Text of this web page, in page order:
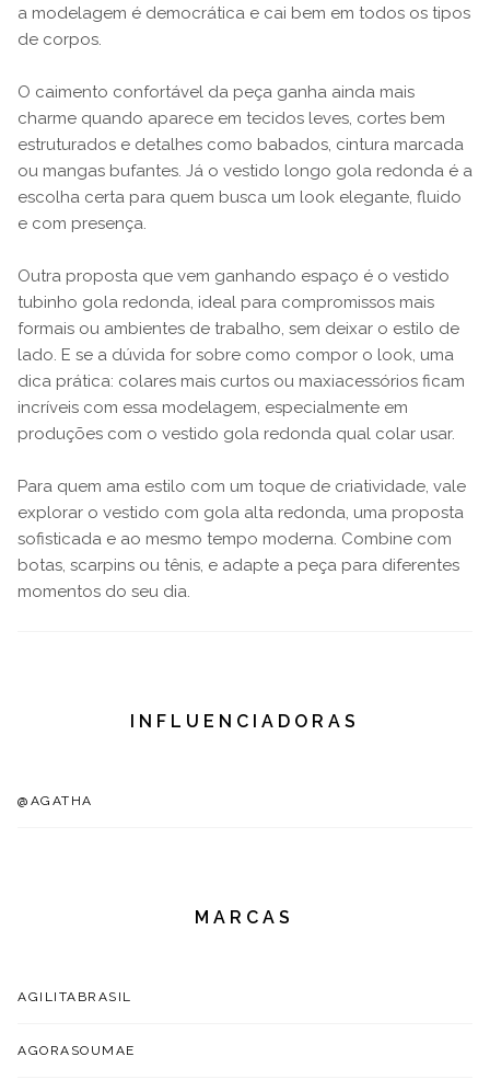
a modelagem é democrática e cai bem em todos os tipos
de corpos.
O caimento confortável da peça ganha ainda mais
charme quando aparece em tecidos leves, cortes bem
estruturados e detalhes como babados, cintura marcada
ou mangas bufantes. Já o vestido longo gola redonda é a
escolha certa para quem busca um look elegante, fluido
e com presença.
Outra proposta que vem ganhando espaço é o vestido
tubinho gola redonda, ideal para compromissos mais
formais ou ambientes de trabalho, sem deixar o estilo de
lado. E se a dúvida for sobre como compor o look, uma
dica prática: colares mais curtos ou maxiacessórios ficam
incríveis com essa modelagem, especialmente em
produções com o vestido gola redonda qual colar usar.
Para quem ama estilo com um toque de criatividade, vale
explorar o vestido com gola alta redonda, uma proposta
sofisticada e ao mesmo tempo moderna. Combine com
botas, scarpins ou tênis, e adapte a peça para diferentes
momentos do seu dia.
INFLUENCIADORAS
@AGATHA
MARCAS
AGILITABRASIL
AGORASOUMAE